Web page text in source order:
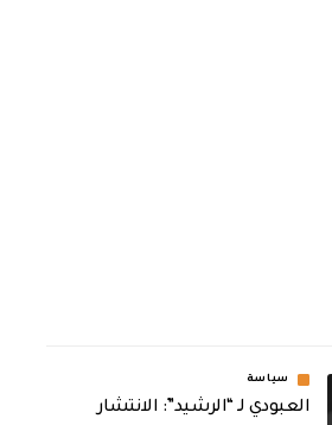
سياسة
العبودي لـ “الرشيد”: الانتشار